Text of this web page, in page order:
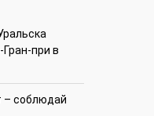
при в
соблюдай